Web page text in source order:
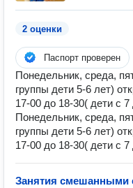
2 оценки
Паспорт проверен
Понедельник, среда,
группы дети 5-6 лет)
17-00 до 18-30( дети с
Понедельник, среда,
группы дети 5-6 лет)
17-00 до 18-30( дети с
Занятия смешанными